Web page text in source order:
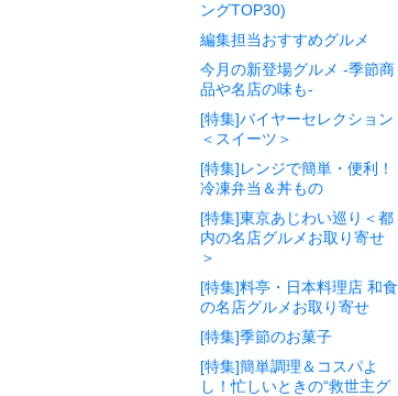
ングTOP30)
編集担当おすすめグルメ
今月の新登場グルメ -季節商
品や名店の味も-
[特集]バイヤーセレクション
＜スイーツ＞
[特集]レンジで簡単・便利！
冷凍弁当＆丼もの
[特集]東京あじわい巡り＜都
内の名店グルメお取り寄せ
＞
[特集]料亭・日本料理店 和食
の名店グルメお取り寄せ
[特集]季節のお菓子
[特集]簡単調理＆コスパよ
し！忙しいときの“救世主グ